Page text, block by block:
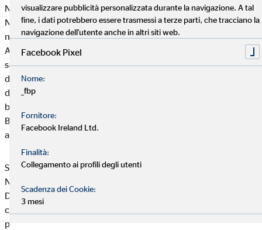
Nell'Unione Europea e in Svizzera, Islanda, Liechtenstein e
Norvegia, in caso di necessità sanitaria hai diritto ad assistenza
medica primaria mostrando la Tessera Europea di
Assicurazione Malattia (TEAM), cioè il retro della tua tessera
sanitaria nazionale. L’assistenza è gratuita salvo il pagamento
di eventuali ticket e non è valida in caso di strutture private. Al
di fuori dell’Unione Europea l’Italia ha stipulato accordi
bilaterali con alcuni Paesi tra cui Argentina, Australia e
Brasile..Se viaggi in altri Paesi e desideri una copertura più
ampia, puoi stipulare un'assicurazione sanitaria all'estero.
Supponiamo che abbia un incidente sugli sci in montagna.
Necessiti un trasporto in elicottero fino all'ospedale locale.
Dopo un po' di tempo hai bisogno del trasporto verso la tua
città. In questo caso, non esiste un'assicurazione legale. È
proprio in questi casi che ha senso stipulare un'assicurazione
visualizzare pubblicità personalizzata durante la navigazione. A tal
fine, i dati potrebbero essere trasmessi a terze parti, che tracciano la
navigazione dell'utente anche in altri siti web.
Facebook Pixel
Nome:
_fbp
Fornitore:
Facebook Ireland Ltd.
Finalità:
Collegamento ai profili degli utenti
Scadenza dei Cookie:
3 mesi